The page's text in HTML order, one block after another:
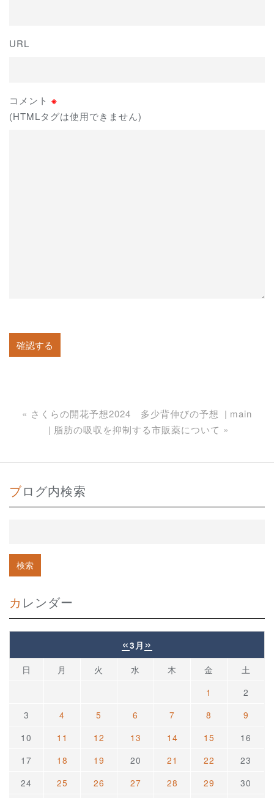
URL
コメント ※
(HTMLタグは使用できません)
« さくらの開花予想2024 多少背伸びの予想
main
脂肪の吸収を抑制する市販薬について »
ブログ内検索
カレンダー
«3月 »
日 月 火 水 木 金
土
1
2
3
4 5 6 7 8
9
10
11 12 13 14 15
16
17
18 19 20 21 22
23
24
25 26 27 28 29
30